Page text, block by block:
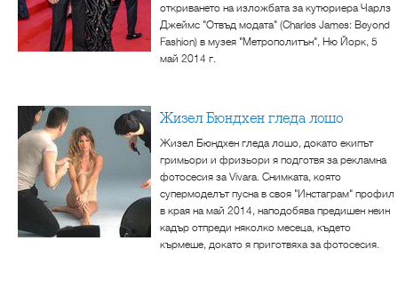
откриването на изложбата за кутюриера Чарлз
Джеймс "Отвъд модата" (Charles James: Beyond
Fashion) в музея "Метрополитън", Ню Йорк, 5
май 2014 г.
Жизел Бюндхен гледа лошо
Жизел Бюндхен гледа лошо, докато екипът
гримьори и фризьори я подготвя за рекламна
фотосесия за Vivara. Снимката, която
супермоделът пусна в своя "Инстаграм" профил
в края на май 2014, наподобява предишен неин
кадър отпреди няколко месеца, където
кърмеше, докато я приготвяха за фотосесия.